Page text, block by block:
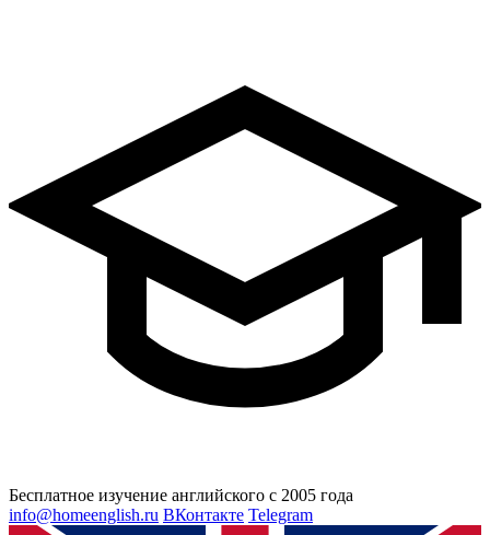
Бесплатное изучение английского с 2005 года
info@homeenglish.ru ВКонтакте Telegram